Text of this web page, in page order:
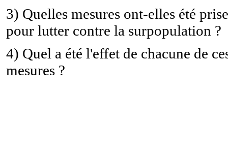
3) Quelles mesures ont-elles été
pour lutter contre la surpopulation ?
4) Quel a été l'effet de chacune de
mesures ?